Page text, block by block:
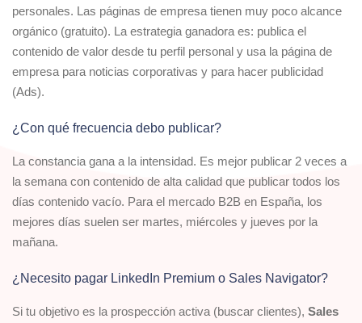
personales. Las páginas de empresa tienen muy poco alcance
orgánico (gratuito). La estrategia ganadora es: publica el
contenido de valor desde tu perfil personal y usa la página de
empresa para noticias corporativas y para hacer publicidad
(Ads).
¿Con qué frecuencia debo publicar?
La constancia gana a la intensidad. Es mejor publicar 2 veces a
la semana con contenido de alta calidad que publicar todos los
días contenido vacío. Para el mercado B2B en España, los
mejores días suelen ser martes, miércoles y jueves por la
mañana.
¿Necesito pagar LinkedIn Premium o Sales Navigator?
Si tu objetivo es la prospección activa (buscar clientes), Sales